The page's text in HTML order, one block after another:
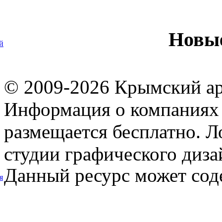
© 2009-2026 Крымский
Информация о компаниях
размещается бесплатно.
студии графического
Данный ресурс может